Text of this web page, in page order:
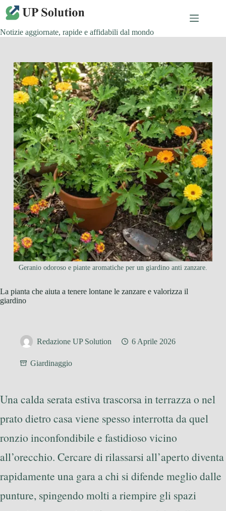
Salta
contenuto
Notizie aggiornate, rapide e affidabili dal mondo
Geranio odoroso e piante aromatiche per un giardino anti zanzare.
La pianta che aiuta a tenere lontane le zanzare e valorizza il
giardino
Redazione UP Solution 6 Aprile 2026
Giardinaggio
Una calda serata estiva trascorsa in terrazza o nel
prato dietro casa viene spesso interrotta da quel
ronzio inconfondibile e fastidioso vicino
all’orecchio. Cercare di rilassarsi all’aperto diventa
rapidamente una gara a chi si difende meglio dalle
punture, spingendo molti a riempire gli spazi